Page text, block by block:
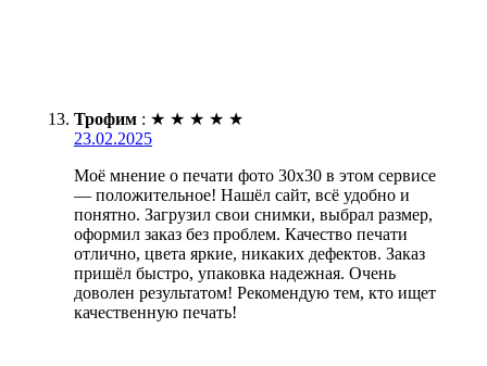
Трофим : ★ ★ ★ ★ ★
23.02.2025
Моё мнение о печати фото 30х30 в этом сервисе
— положительное! Нашёл сайт, всё удобно и
понятно. Загрузил свои снимки, выбрал размер,
оформил заказ без проблем. Качество печати
отлично, цвета яркие, никаких дефектов. Заказ
пришёл быстро, упаковка надежная. Очень
доволен результатом! Рекомендую тем, кто ищет
качественную печать!